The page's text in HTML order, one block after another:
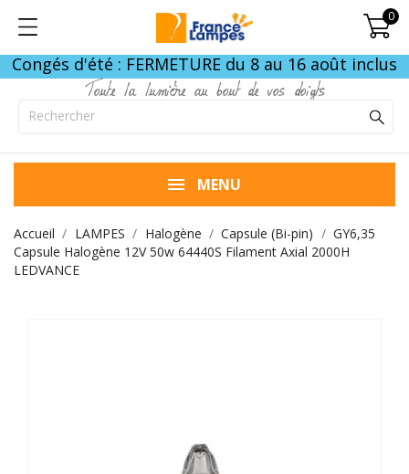
0
Congés d'été : FERMETURE du 8 au 16 août inclus
Toute la lumière au bout de vos doigts
MENU
Accueil LAMPES Halogène Capsule (Bi-pin)
GY6,35
Capsule Halogène 12V 50w 64440S Filament Axial 2000H
LEDVANCE